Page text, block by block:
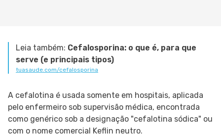
Leia também: Cefalosporina: o que é, para que
serve (e principais tipos)
tuasaude.com/cefalosporina
A cefalotina é usada somente em hospitais, aplicada
pelo enfermeiro sob supervisão médica, encontrada
como genérico sob a designação "cefalotina sódica" ou
com o nome comercial Keflin neutro.